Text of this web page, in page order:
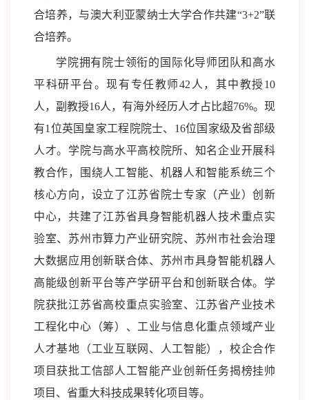
合培养，与澳大利亚蒙纳士大学合作共建“3+2”联
合培养。
学院拥有院士领衔的国际化导师团队和高水
平科研平台。现有专任教师42人，其中教授10
人，副教授16人，有海外经历人才占比超76%。现
有1位英国皇家工程院院士、16位国家级及省部级
人才。学院与高水平高校院所、知名企业开展科
教合作，围绕人工智能、机器人和智能系统三个
核心方向，设立了江苏省院士专家（产业）创新
中心，共建了江苏省具身智能机器人技术重点实
验室、苏州市算力产业研究院、苏州市社会治理
大数据应用创新联合体、苏州市具身智能机器人
高能级创新平台等产学研平台和创新联合体。学
院获批江苏省高校重点实验室、江苏省产业技术
工程化中心（筹）、工业与信息化重点领域产业
人才基地（工业互联网、人工智能），校企合作
项目获批工信部人工智能产业创新任务揭榜挂帅
项目、省重大科技成果转化项目等。